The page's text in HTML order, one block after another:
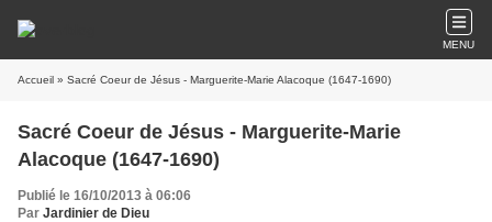
MENU
Accueil » Sacré Coeur de Jésus - Marguerite-Marie Alacoque (1647-1690)
Sacré Coeur de Jésus - Marguerite-Marie
Alacoque (1647-1690)
Publié le 16/10/2013 à 06:06
Par Jardinier de Dieu